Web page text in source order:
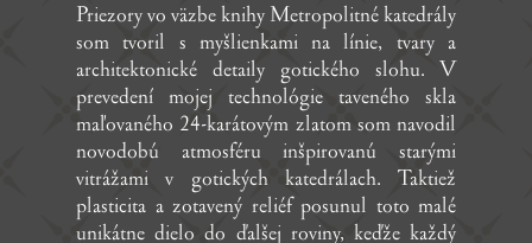
Priezory vo väzbe knihy Metropolitné katedrály
som tvoril s myšlienkami na línie, tvary a
architektonické detaily gotického slohu. V
prevedení mojej technológie ta­veného skla
maľovaného 24-karátovým zlatom som navodil
novodobú atmosféru inšpirovanú starými
vitrážami v gotických katedrálach. Taktiež
plasticita a zotave­ný reliéf posunul toto malé
unikátne dielo do ďalšej roviny, keďže každý